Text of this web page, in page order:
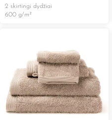
2 skirtingi dydžiai
600 g/m²